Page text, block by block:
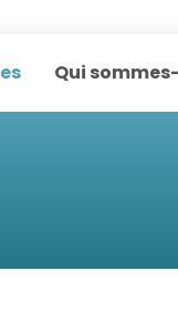
Qui